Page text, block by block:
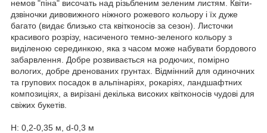
немов "піна" височать над різьбленим зеленим листям. Квіти-
дзвіночки дивовижного ніжного рожевого кольору і їх дуже
багато (видає близько ста квітконосів за сезон). Листочки
красивого розрізу, насиченого темно-зеленого кольору з
виділеною серединкою, яка з часом може набувати бордового
забарвлення. Добре розвивається на родючих, помірно
вологих, добре дренованих грунтах. Відмінний для одиночних
та групових посадок в альпінаріях, рокаріях, ландшафтних
композиціях, а вирізані декілька високих квітконосів чудові для
свіжих букетів.
Н: 0,2-0,35 м, d-0,3 м